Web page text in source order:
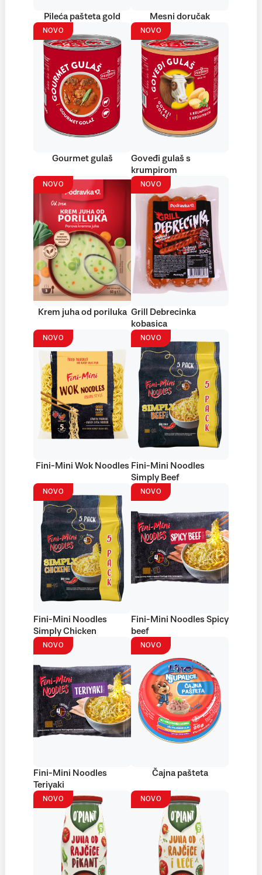
Pileća pašteta gold Mesni doručak
NOVO
Gourmet gulaš
NOVO
Goveđi gulaš s
krumpirom
NOVO
Krem juha od poriluka
NOVO
Grill Debrecinka
kobasica
NOVO
Fini-Mini Wok Noodles
NOVO
Fini-Mini Noodles
Simply Beef
NOVO
Fini-Mini Noodles
Simply Chicken
NOVO
Fini-Mini Noodles Spicy
beef
NOVO
Fini-Mini Noodles
Teriyaki
NOVO
Čajna pašteta
NOVO NOVO